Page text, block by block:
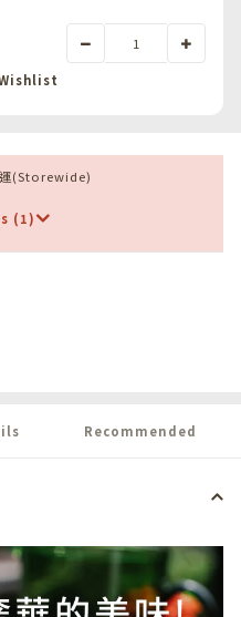
(Storewide)
(1)
Recommended